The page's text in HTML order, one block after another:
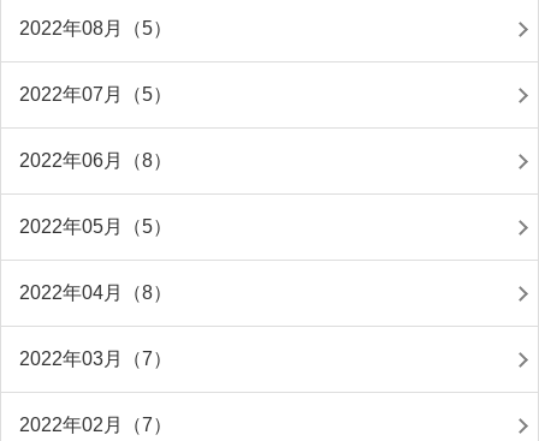
2022年08月（5）
2022年07月（5）
2022年06月（8）
2022年05月（5）
2022年04月（8）
2022年03月（7）
2022年02月（7）